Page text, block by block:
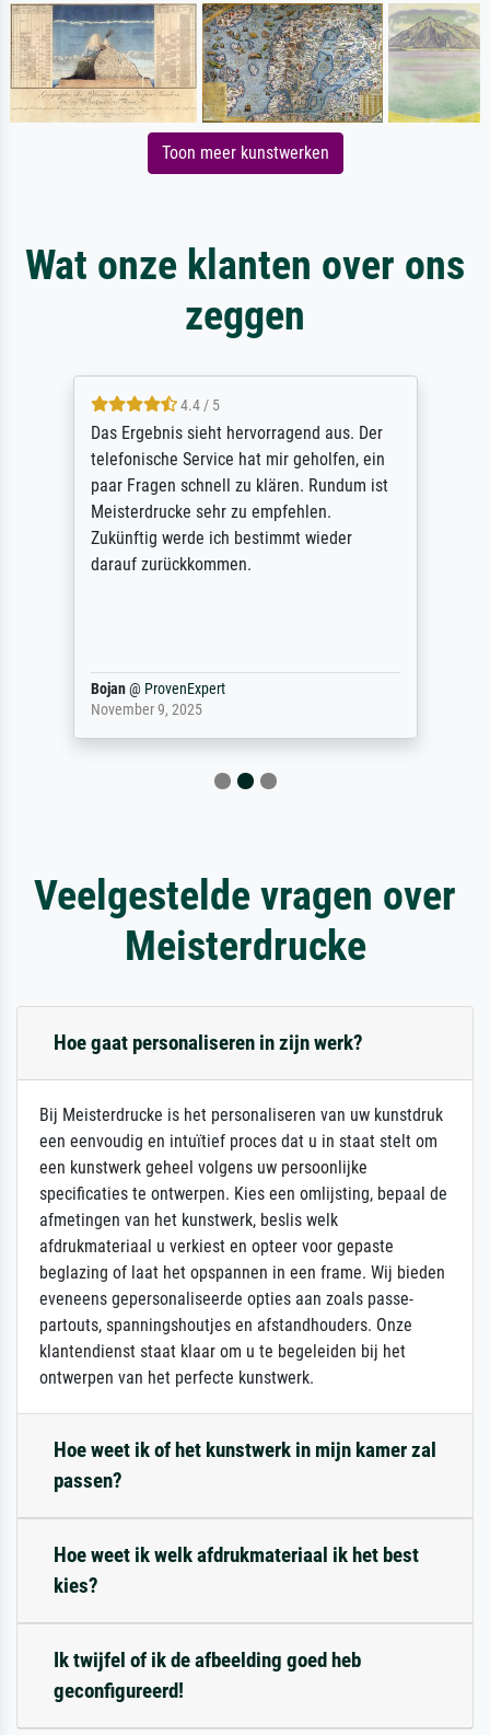
Toon meer kunstwerken
Wat onze klanten over ons
zeggen
4.4 / 5
Das Ergebnis sieht hervorragend aus. Der
telefonische Service hat mir geholfen, ein
paar Fragen schnell zu klären. Rundum ist
Meisterdrucke sehr zu empfehlen.
Zukünftig werde ich bestimmt wieder
darauf zurückkommen.
Bojan@ ProvenExpert
November 9, 2025
Veelgestelde vragen over
Meisterdrucke
Hoe gaat personaliseren in zijn werk?
Bij Meisterdrucke is het personaliseren van uw kunstdruk
een eenvoudig en intuïtief proces dat u in staat stelt om
een kunstwerk geheel volgens uw persoonlijke
specificaties te ontwerpen. Kies een omlijsting, bepaal de
afmetingen van het kunstwerk, beslis welk
afdrukmateriaal u verkiest en opteer voor gepaste
beglazing of laat het opspannen in een frame. Wij bieden
eveneens gepersonaliseerde opties aan zoals passe-
partouts, spanningshoutjes en afstandhouders. Onze
klantendienst staat klaar om u te begeleiden bij het
ontwerpen van het perfecte kunstwerk.
Hoe weet ik of het kunstwerk in mijn kamer zal
passen?
Hoe weet ik welk afdrukmateriaal ik het best
kies?
Ik twijfel of ik de afbeelding goed heb
geconfigureerd!